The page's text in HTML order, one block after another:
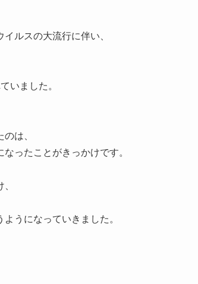
ルスの大流行に伴い、
いました。
は、
ったことがきっかけです。
ようになっていきました。